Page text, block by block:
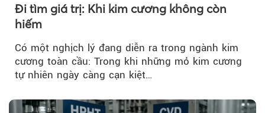
Đi tìm giá trị: Khi kim cương không còn
hiếm
Có một nghịch lý đang diễn ra trong ngành kim
cương toàn cầu: Trong khi những mỏ kim cương
tự nhiên ngày càng cạn kiệt…